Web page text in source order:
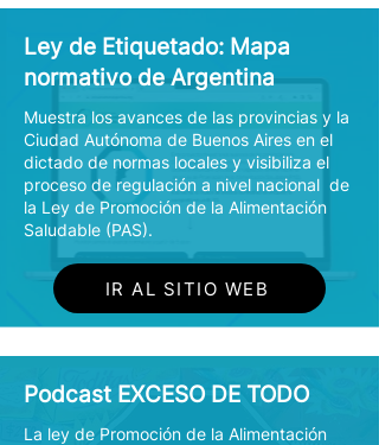
Ley de Etiquetado: Mapa
normativo de Argentina
Muestra los avances de las provincias y la
Ciudad Autónoma de Buenos Aires en el
dictado de normas locales y visibiliza el
proceso de regulación a nivel nacional de
la Ley de Promoción de la Alimentación
Saludable (PAS).
IR AL SITIO WEB
Podcast EXCESO DE TODO
La ley de Promoción de la Alimentación